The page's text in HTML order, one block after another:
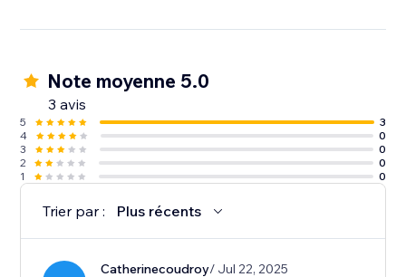
Note moyenne 5.0
3 avis
5
3
4
0
3
0
2
0
1
0
Trier par : Plus récents
Catherinecoudroy/ Jul 22, 2025